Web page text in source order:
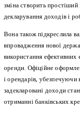
зміна створить
декларування доходів і
Вона також підкреслила
впровадження нової
використання ефективних
оренди. Офіційне
і орендарів, убезпечуючи
задекларовані доходи
отриманні банківських